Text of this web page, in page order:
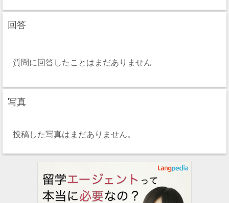
回答
質問に回答したことはまだありません
写真
投稿した写真はまだありません。